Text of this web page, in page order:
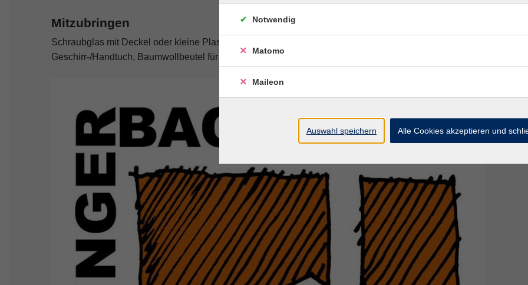
Mitzubringen
Schraubglas mit Deckel oder kleine Plastikschüssel mit festem Deckel für das Anstellgut, Schürze,
Geschirr-/Handtuch, Baumwollbeutel für Brotlaib, Freude am Backen
Notwendig
Matomo
Maileon
Auswahl speichern Alle Cookies akzeptieren und